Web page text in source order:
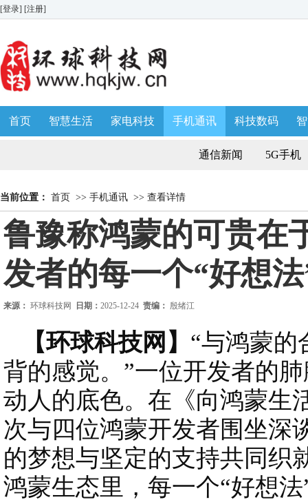
[登录] [注册]
首页 智慧生活 家电科技 手机通讯 科技数码
通信新闻 5G手机
当前位置： 首页 >> 手机通讯 >> 查看详情
鲁豫称鸿蒙的可贵在
发者的每一个“好想
来源： 环球科技网 日期： 2025-12-24 责编： 殷绪江
【环球科技网】 “与鸿蒙的
背的感觉。”一位开发者的
动人的底色。在《向鸿蒙生
次与四位鸿蒙开发者围坐深
的梦想与坚定的支持共同
鸿蒙生态里，每一个“好想